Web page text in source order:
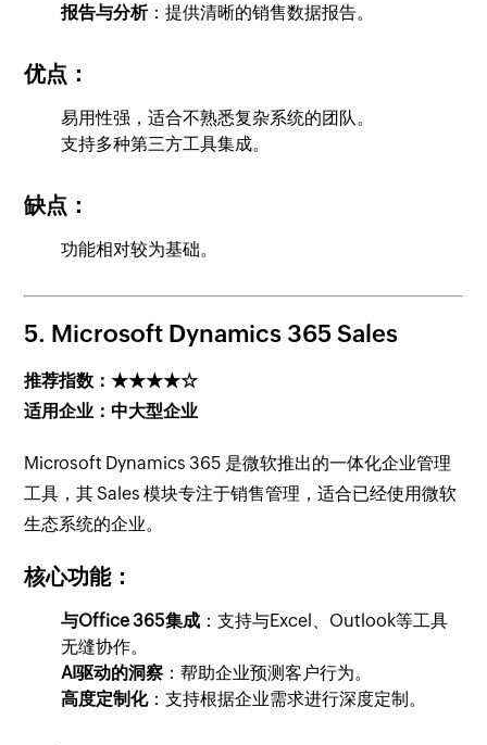
报告与分析：提供清晰的销售数据报告。
优点：
易用性强，适合不熟悉复杂系统的团队。
支持多种第三方工具集成。
缺点：
功能相对较为基础。
5. Microsoft Dynamics 365 Sales
推荐指数：★★★★☆
适用企业：中大型企业
Microsoft Dynamics 365 是微软推出的一体化企业管理
工具，其 Sales 模块专注于销售管理，适合已经使用微软
生态系统的企业。
核心功能：
与Office 365集成 ：支持与Excel、Outlook等工具
无缝协作。
AI驱动的洞察 ：帮助企业预测客户行为。
高度定制化：支持根据企业需求进行深度定制。